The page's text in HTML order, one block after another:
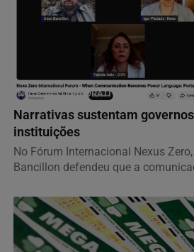
NOTÍCIAS CORPORATIVAS
Narrativas sustentam
instituições
No Fórum Internacional Nexus
Bancillon defendeu que a